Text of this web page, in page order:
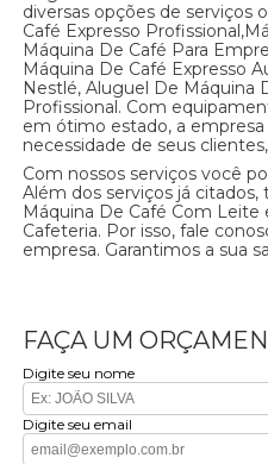
diversas opções de serviços
Café Expresso
Máquina De Café Para
Máquina De Café Expresso
Nestlé, Aluguel De Máquina
Profissional. Com
em ótimo estado, a empresa
necessidade de seus
Com nossos serviços você
Além dos serviços já
Máquina De Café Com Leite
Cafeteria. Por isso, fale
empresa. Garantimos a sua
FAÇA UM
Digite seu nome
Digite seu email